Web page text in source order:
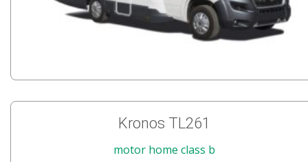
Kronos TL261
motor home class b